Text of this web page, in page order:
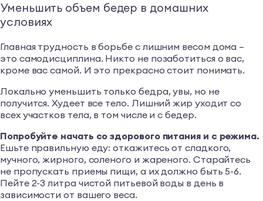
Уменьшить объем бедер в домашних
условиях
Главная трудность в борьбе с лишним весом дома –
это самодисциплина. Никто не позаботиться о вас,
кроме вас самой. И это прекрасно стоит понимать.
Локально уменьшить только бедра, увы, но не
получится. Худеет все тело. Лишний жир уходит со
всех участков тела, в том числе и с бедер.
Попробуйте начать со здорового питания и с режима.
Ешьте правильную еду: откажитесь от сладкого,
мучного, жирного, соленого и жареного. Старайтесь
не пропускать приемы пищи, а их должно быть 5-6.
Пейте 2-3 литра чистой питьевой воды в день в
зависимости от вашего веса.